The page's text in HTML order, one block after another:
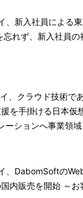
、新入社員による
忘れず、新入社員の
、クラウド技術で
を手掛ける日本仮
ションへ事業領域
、DabomSoftの
内販売を開始 ～